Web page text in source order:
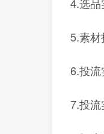
5.素
6.投
7.投